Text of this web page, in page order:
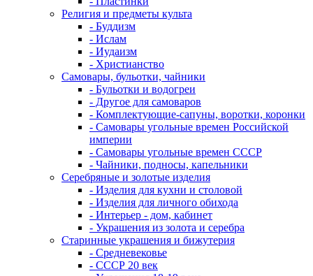
Религия и предметы культа
- Буддизм
- Ислам
- Иудаизм
- Христианство
Самовары, бульотки, чайники
- Бульотки и водогреи
- Другое для самоваров
- Комплектующие-сапуны, воротки, коронки
- Самовары угольные времен Российской
империи
- Самовары угольные времен СССР
- Чайники, подносы, капельники
Серебряные и золотые изделия
- Изделия для кухни и столовой
- Изделия для личного обихода
- Интерьер - дом, кабинет
- Украшения из золота и серебра
Старинные украшения и бижутерия
- Средневековье
- СССР 20 век